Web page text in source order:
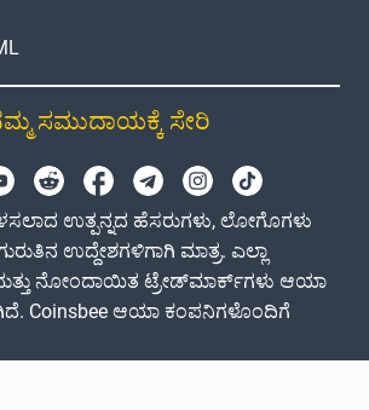
ಸಮುದಾಯಕ್ಕೆ ಸೇರಿ
ಉತ್ಪನ್ನದ ಹೆಸರುಗಳು, ಲೋಗೊಗಳು
ಉದ್ದೇಶಗಳಿಗಾಗಿ ಮಾತ್ರ. ಎಲ್ಲಾ
ನೋಂದಾಯಿತ ಟ್ರೇಡ್‌ಮಾರ್ಕ್‌ಗಳು ಆಯಾ
Coinsbee ಆಯಾ ಕಂಪನಿಗಳೊಂದಿಗೆ